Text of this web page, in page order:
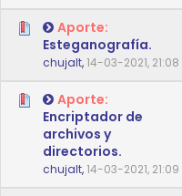
Aporte:
Esteganografía.
chujalt,14-03-2021, 21:08
Aporte:
Encriptador de
archivos y
directorios.
chujalt,14-03-2021, 21:09